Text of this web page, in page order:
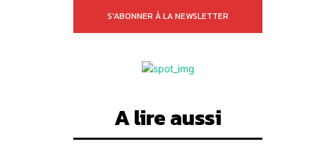
S'ABONNER À LA NEWSLETTER
A lire aussi